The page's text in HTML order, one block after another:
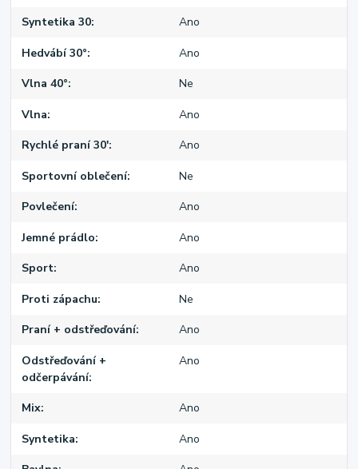
Syntetika 30 Ano
Hedvábí 30° Ano
Vlna 40° Ne
Vlna Ano
Rychlé praní 30' Ano
Sportovní oblečení Ne
Povlečení Ano
Jemné prádlo Ano
Sport Ano
Proti zápachu Ne
Praní + odstřeďování Ano
Odstřeďování +
odčerpávání
Ano
Mix Ano
Syntetika Ano